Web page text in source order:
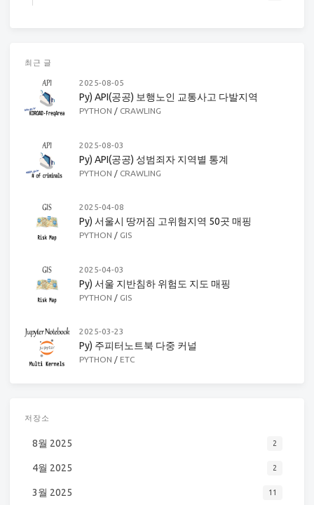
최근 글
2025-08-05
Py) API(공공) 보행노인 교통사고 다발지역
PYTHON / CRAWLING
2025-08-03
Py) API(공공) 성범죄자 지역별 통계
PYTHON / CRAWLING
2025-04-08
Py) 서울시 땅꺼짐 고위험지역 50곳 매핑
PYTHON / GIS
2025-04-03
Py) 서울 지반침하 위험도 지도 매핑
PYTHON / GIS
2025-03-23
Py) 주피터노트북 다중 커널
PYTHON / ETC
저장소
8월 2025 2
4월 2025 2
3월 2025 11